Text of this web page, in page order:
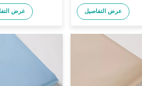
عرض عرض التفاصيل